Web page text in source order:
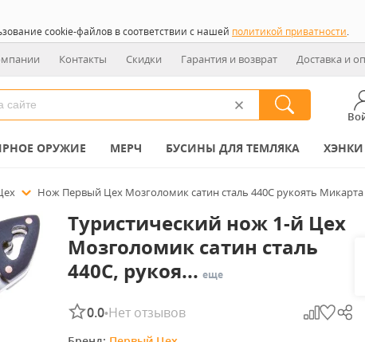
cookie-файлов в соответствии с нашей политикой приватности.
Контакты Скидки Гарантия и возврат Доставка и
ОРУЖИЕ МЕРЧ БУСИНЫ ДЛЯ ТЕМЛЯКА ХЭНКИ
Нож Первый Цех Мозголомик сатин сталь 440C рукоять
Туристический нож 1-й Цех
Мозголомик сатин сталь
440C, рукоя... еще
0.0•Нет отзывов